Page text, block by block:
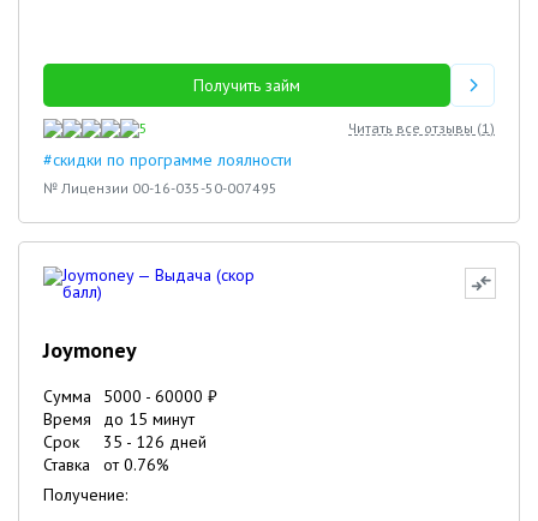
Получить займ
5 Читать все отзывы (1)
#скидки по программе лоялности
№ Лицензии 00-16-035-50-007495
Joymoney
Сумма 5000 - 60000 ₽
Время
до 15 минут
Срок
35 - 126 дней
Ставка
от0.76%
Получение: